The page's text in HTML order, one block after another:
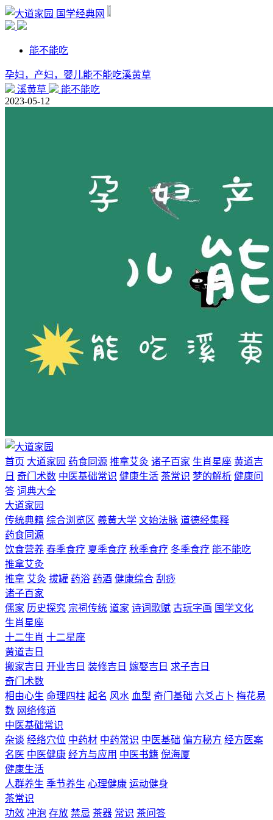
国学经典网
能不能吃
孕妇，产妇，婴儿能不能吃溪黄草
溪黄草
能不能吃
2023-05-12
首页 大道家园 药食同源 推拿艾灸 诸子百家 生肖星座 黄道吉
日 奇门术数 中医基础常识 健康生活 茶常识 梦的解析 健康问
答 词典大全
大道家园
传统典籍 综合浏览区 羲黄大学 文始法脉 道德经集释
药食同源
饮食营养 春季食疗 夏季食疗 秋季食疗 冬季食疗 能不能吃
推拿艾灸
推拿 艾灸 拔罐 药浴 药酒 健康综合 刮痧
诸子百家
儒家 历史探究 宗祠传统 道家 诗词歌赋 古玩字画 国学文化
生肖星座
十二生肖 十二星座
黄道吉日
搬家吉日 开业吉日 装修吉日 嫁娶吉日 求子吉日
奇门术数
相由心生 命理四柱 起名 风水 血型 奇门基础 六爻占卜 梅花易
数 网络修道
中医基础常识
杂谈 经络穴位 中药材 中药常识 中医基础 偏方秘方 经方医案
名医 中医健康 经方与应用 中医书籍 倪海厦
健康生活
人群养生 季节养生 心理健康 运动健身
茶常识
功效 冲泡 存放 禁忌 茶器 常识 茶问答